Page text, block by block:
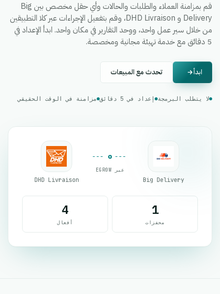
قم بمزامنة العملاء والطلبات والحالات وأي حقل مخصص بين Big
Delivery و DHD Livraison، وقم بتفعيل الإجراءات عبر كلا التطبيقين
من خلال سير عمل واحد، ووحد التقارير في مكان واحد. ابدأ الإعداد في
5 دقائق مع خدمة تهيئة مجانية ومخصصة.
ابدأ تحدث مع المبيعات
لا يتطلب البرمجة إعداد في 5 دقائق مزامنة في الوقت الحقيقي
Big Delivery
عبر EGROW
DHD Livraison
1
محفزات
4
أفعال